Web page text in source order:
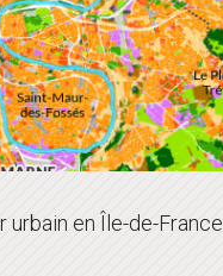
en Île-de-France.